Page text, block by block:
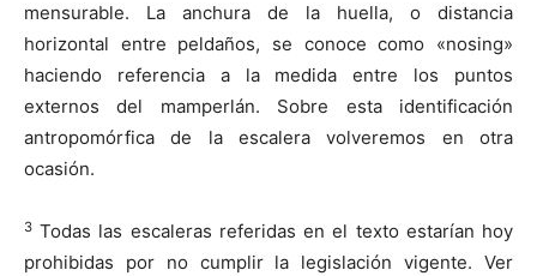
mensurable. La anchura de la huella, o distancia
horizontal entre peldaños, se conoce como «nosing»
haciendo referencia a la medida entre los puntos
externos del mamperlán. Sobre esta identificación
antropomórfica de la escalera volveremos en otra
ocasión.
3 Todas las escaleras referidas en el texto estarían hoy
prohibidas por no cumplir la legislación vigente. Ver